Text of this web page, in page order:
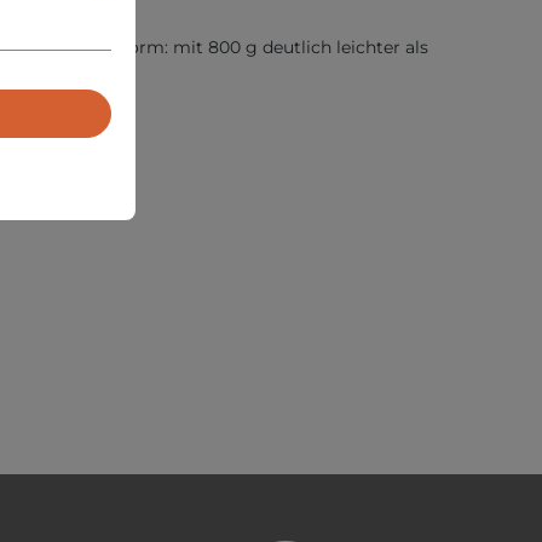
Bauform: mit 800 g deutlich leichter als